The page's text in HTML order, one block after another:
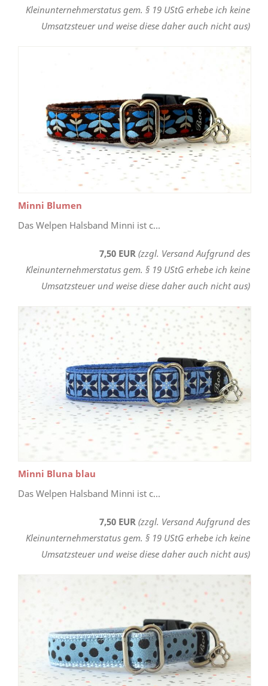
Kleinunternehmerstatus gem. § 19 UStG erhebe ich keine
Umsatzsteuer und weise diese daher auch nicht aus)
Minni Blumen
Das Welpen Halsband Minni ist c...
7,50 EUR (zzgl. Versand Aufgrund des
Kleinunternehmerstatus gem. § 19 UStG erhebe ich keine
Umsatzsteuer und weise diese daher auch nicht aus)
Minni Bluna blau
Das Welpen Halsband Minni ist c...
7,50 EUR (zzgl. Versand Aufgrund des
Kleinunternehmerstatus gem. § 19 UStG erhebe ich keine
Umsatzsteuer und weise diese daher auch nicht aus)